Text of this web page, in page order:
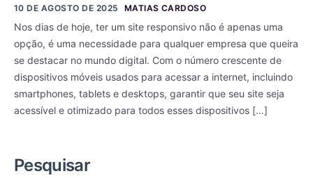
10 DE AGOSTO DE 2025 MATIAS CARDOSO
Nos dias de hoje, ter um site responsivo não é apenas uma
opção, é uma necessidade para qualquer empresa que queira
se destacar no mundo digital. Com o número crescente de
dispositivos móveis usados para acessar a internet, incluindo
smartphones, tablets e desktops, garantir que seu site seja
acessível e otimizado para todos esses dispositivos […]
Pesquisar